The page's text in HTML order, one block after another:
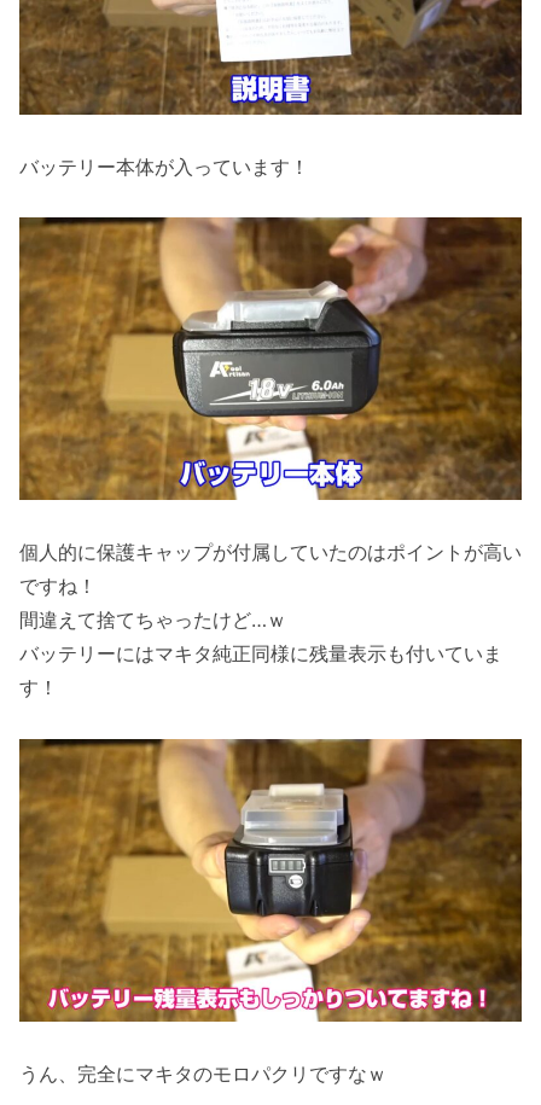
バッテリー本体が入っています！
個人的に保護キャップが付属していたのはポイントが高い
ですね！
間違えて捨てちゃったけど…ｗ
バッテリーにはマキタ純正同様に残量表示も付いていま
す！
うん、完全にマキタのモロパクリですなｗ